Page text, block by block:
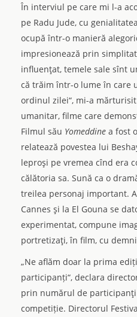
În interviul pe care mi l-a
pe Radu Jude, cu
ocupă într-o manieră
impresionează prin
influenţat, temele sale sînt
că trăim într-o lume în care
ordinul zilei“, mi-a
umanitar, filme care
Filmul său Yomeddine a fost
relatează povestea lui
leproşi pe vremea cînd era
călătoria sa. Sună ca o
treilea personaj important.
Cannes şi la El Gouna se
experimentat, compune
portretizaţi, în film, cu
„Ne aflăm doar la prima
participanți“, declara
prin numărul de
competiție. Directorul